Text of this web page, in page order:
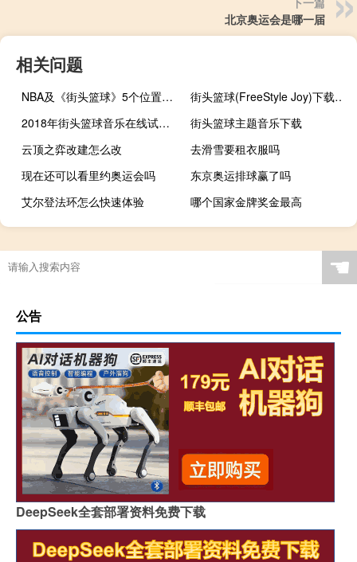
北京奥运会是哪一届
相关问题
NBA及《街头篮球》5个位置的详细介绍
街头篮球(FreeStyle Joy)下载(电脑、安卓和IOS所有版本)
2018年街头篮球音乐在线试听及下载
街头篮球主题音乐下载
云顶之弈改建怎么改
去滑雪要租衣服吗
现在还可以看里约奥运会吗
东京奥运排球赢了吗
艾尔登法环怎么快速体验
哪个国家金牌奖金最高
4399怎么下载电脑游戏
跑跑卡丁车怎么堵车
和平精英滑雪场在哪
☚
公告
DeepSeek全套部署资料免费下载